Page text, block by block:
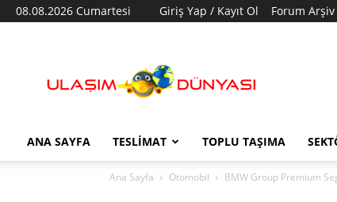
08.08.2026 Cumartesi Giriş Yap / Kayıt Ol Forum Arşiv
Dünyası
ANA SAYFA TESLIMAT TOPLU TAŞIMA
Ana Sayfa Otomobil BMW Group Premium